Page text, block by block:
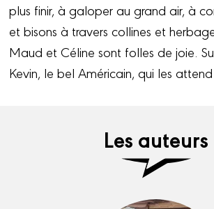
plus finir, à galoper au grand air, à
et bisons à travers collines et
Maud et Céline sont folles de joie.
Kevin, le bel Américain, qui les
Les auteurs